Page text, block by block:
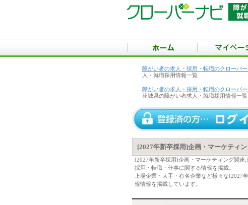
障がい者の求人・採用・転職のクローバ
人・就職採用情報一覧
障がい者の求人・採用・転職のクローバ
茨城県の障がい者求人・就職採用情報一覧
[2027年新卒採用]企画・マーケティ
[2027年新卒採用]企画・マーケティング関連
採用・転職・仕事に関する情報を掲載。
上場企業・大手・有名企業など様々な
報情報を掲載しています。